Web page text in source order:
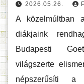
2026.05.26.
A közelmúltban
diákjaink
Budapesti
világszerte
népszerűsíti